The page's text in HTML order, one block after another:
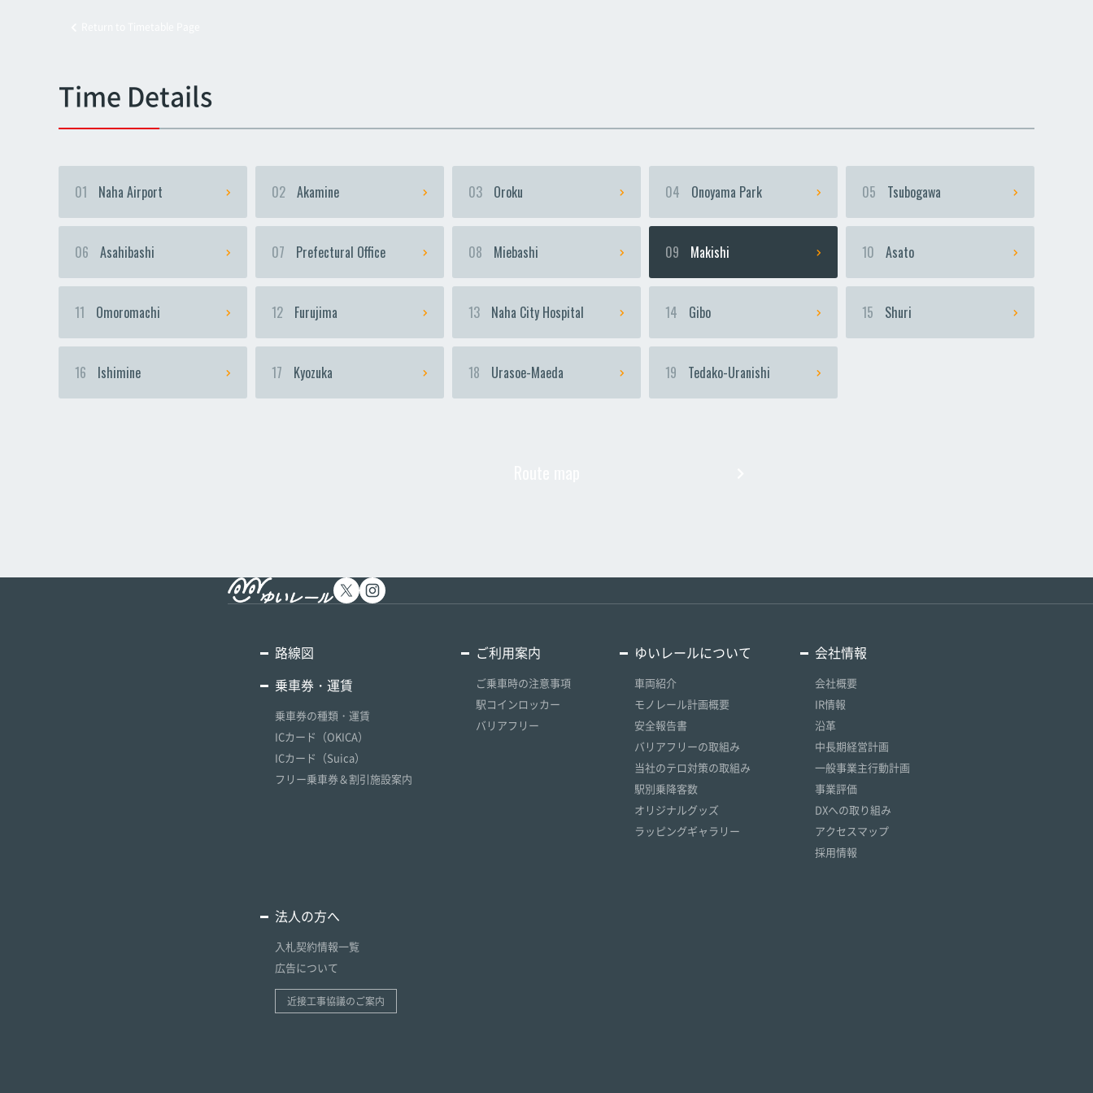
Time Details
01 Naha Airport 02 Akamine 03 Oroku 04 Onoyama Park 05 Tsubogawa
06 Asahibashi 07 Prefectural Office 08 Miebashi 09 Makishi 10 Asato
11 Omoromachi 12 Furujima 13 Naha City Hospital 14 Gibo 15 Shuri
16 Ishimine 17 Kyozuka 18 Urasoe-Maeda 19 Tedako-Uranishi
路線図
乗車券・運賃
乗車券の種類・運賃
ICカード（OKICA）
ICカード（Suica）
フリー乗車券＆割引施設案内
ご利用案内
ご乗車時の注意事項
駅コインロッカー
バリアフリー
ゆいレールについて
車両紹介
モノレール計画概要
安全報告書
バリアフリーの取組み
当社のテロ対策の取組み
駅別乗降客数
オリジナルグッズ
ラッピングギャラリー
会社情報
会社概要
IR情報
沿革
中長期経営計画
一般事業主行動計画
事業評価
DXへの取り組み
アクセスマップ
採用情報
法人の方へ
入札契約情報一覧
広告について
近接工事協議のご案内